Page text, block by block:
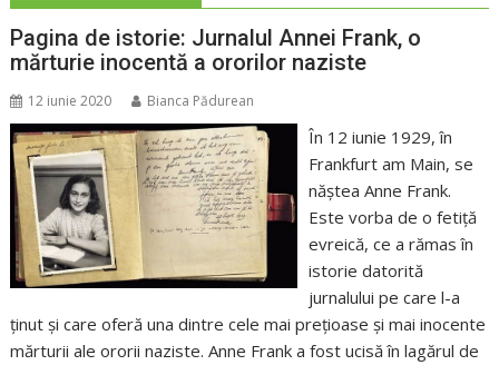
Pagina de istorie: Jurnalul Annei Frank, o
mărturie inocentă a ororilor naziste
12 iunie 2020 Bianca Pădurean
În 12 iunie 1929, în
Frankfurt am Main, se
năștea Anne Frank.
Este vorba de o fetiță
evreică, ce a rămas în
istorie datorită
jurnalului pe care l-a
ținut și care oferă una dintre cele mai prețioase și mai inocente
mărturii ale ororii naziste. Anne Frank a fost ucisă în lagărul de